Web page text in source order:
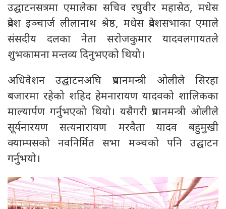
उद्घाटनसत्रमा एमालेका सचिव रघुवीर महासेठ, मधेस
प्रदेश इञ्चार्ज लीलानाथ श्रेष्ठ, मधेस प्रदेशसभाका एमाले
संसदीय दलका नेता सरोजकुमार यादवलगायतले
शुभकामना मन्तव्य दिनुभएको थियो।
अधिवेशन उद्घाटनअघि प्रधानमन्त्री ओलीले सिरहा
बजारमा रहेको शहिद हेमनारायण यादवको शालिकका
माल्यार्पण गर्नुभएको थियो। यसैगरी प्रधानमन्त्री ओलीले
सूर्यनारयण सत्यनारायण मरवैता यादव बहुमुखी
क्याम्पसको नवनिर्मित सभा मञ्चको पनि उद्घाटन
गर्नुभयो।